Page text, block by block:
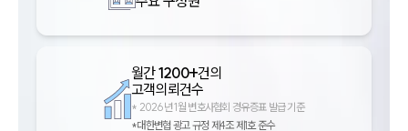
월간1200+건의
고객의뢰건수
* 2026년 1월 변호사협회 경유증표 발급 기준
*대한변협 광고 규정 제4조 제1호 준수